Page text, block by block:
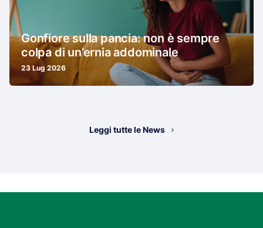
Gonfiore sulla pancia: non è sempre
colpa di un’ernia addominale
23 Lug 2026
Leggi tutte le News